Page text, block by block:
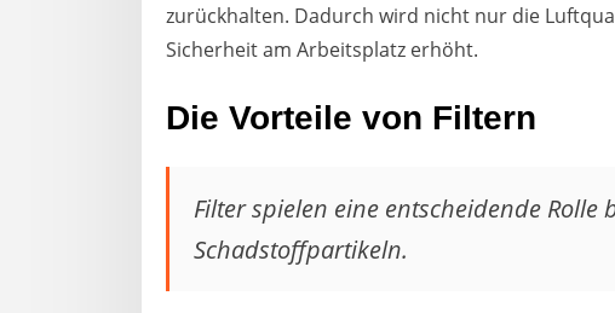
zurückhalten. Dadurch wird nicht nur die
Sicherheit am Arbeitsplatz erhöht.
Die Vorteile von Filtern
Filter spielen eine entscheidende Rolle
Schadstoffpartikeln.